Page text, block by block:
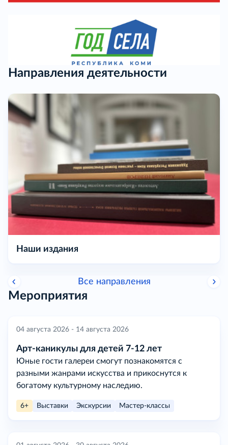
Направления деятельности
Наши издания
Все направления
Мероприятия
04 августа 2026 - 14 августа 2026
Арт-каникулы для детей 7-12 лет
Юные гости галереи смогут познакомятся с
разными жанрами искусства и прикоснутся к
богатому культурному наследию.
6+ Выставки Экскурсии Мастер-классы